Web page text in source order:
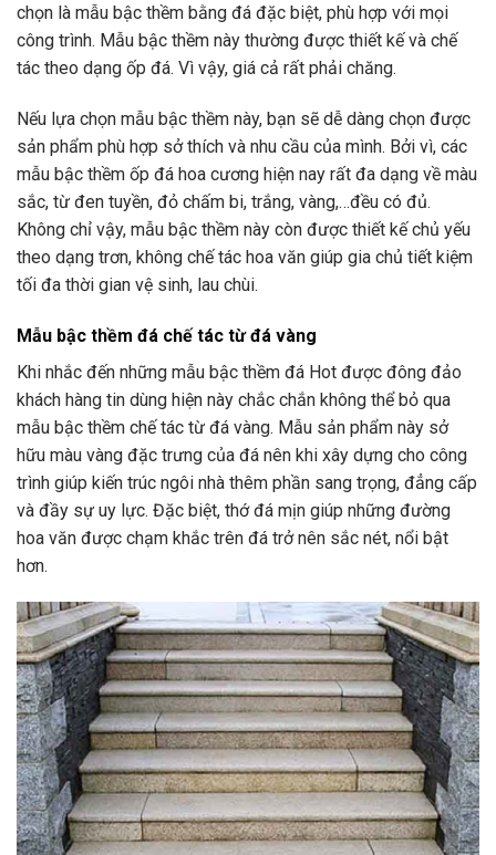
chọn là mẫu bậc thềm bằng đá đặc biệt, phù hợp với mọi
công trình. Mẫu bậc thềm này thường được thiết kế và chế
tác theo dạng ốp đá. Vì vậy, giá cả rất phải chăng.
Nếu lựa chọn mẫu bậc thềm này, bạn sẽ dễ dàng chọn được
sản phẩm phù hợp sở thích và nhu cầu của mình. Bởi vì, các
mẫu bậc thềm ốp đá hoa cương hiện nay rất đa dạng về màu
sắc, từ đen tuyền, đỏ chấm bi, trắng, vàng,…đều có đủ.
Không chỉ vậy, mẫu bậc thềm này còn được thiết kế chủ yếu
theo dạng trơn, không chế tác hoa văn giúp gia chủ tiết kiệm
tối đa thời gian vệ sinh, lau chùi.
Mẫu bậc thềm đá chế tác từ đá vàng
Khi nhắc đến những mẫu bậc thềm đá Hot được đông đảo
khách hàng tin dùng hiện này chắc chắn không thể bỏ qua
mẫu bậc thềm chế tác từ đá vàng. Mẫu sản phẩm này sở
hữu màu vàng đặc trưng của đá nên khi xây dựng cho công
trình giúp kiến trúc ngôi nhà thêm phần sang trọng, đẳng cấp
và đầy sự uy lực. Đặc biệt, thớ đá mịn giúp những đường
hoa văn được chạm khắc trên đá trở nên sắc nét, nổi bật
hơn.